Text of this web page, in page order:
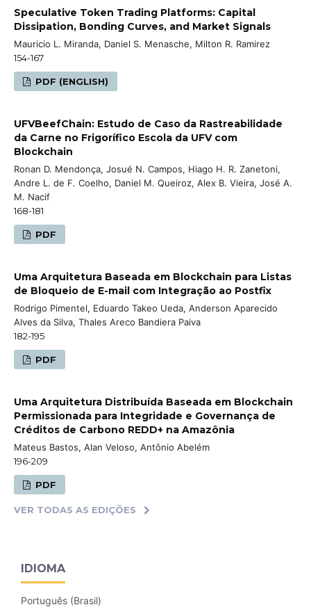
Speculative Token Trading Platforms: Capital
Dissipation, Bonding Curves, and Market Signals
Mauricio L. Miranda, Daniel S. Menasche, Milton R. Ramirez
154-167
PDF (ENGLISH)
UFVBeefChain: Estudo de Caso da Rastreabilidade
da Carne no Frigorífico Escola da UFV com
Blockchain
Ronan D. Mendonça, Josué N. Campos, Hiago H. R. Zanetoni,
Andre L. de F. Coelho, Daniel M. Queiroz, Alex B. Vieira, José A.
M. Nacif
168-181
PDF
Uma Arquitetura Baseada em Blockchain para Listas
de Bloqueio de E-mail com Integração ao Postfix
Rodrigo Pimentel, Eduardo Takeo Ueda, Anderson Aparecido
Alves da Silva, Thales Areco Bandiera Paiva
182-195
PDF
Uma Arquitetura Distribuída Baseada em Blockchain
Permissionada para Integridade e Governança de
Créditos de Carbono REDD+ na Amazônia
Mateus Bastos, Alan Veloso, Antônio Abelém
196-209
PDF
VER TODAS AS EDIÇÕES
IDIOMA
Português (Brasil)